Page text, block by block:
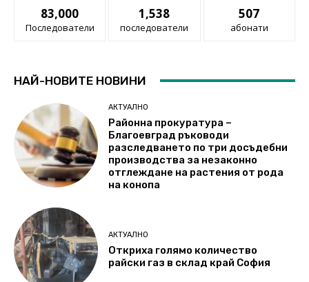
83,000
Последователи
1,538
последователи
507
абонати
НАЙ-НОВИТЕ НОВИНИ
АКТУАЛНО
Районна прокуратура –
Благоевград ръководи
разследването по три досъдебни
производства за незаконно
отглеждане на растения от рода
на конопа
АКТУАЛНО
Откриха голямо количество
райски газ в склад край София